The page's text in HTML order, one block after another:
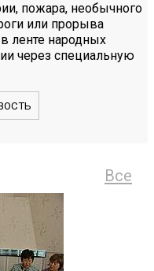
пожара, необычного
или прорыва
ленте народных
через специальную
Все